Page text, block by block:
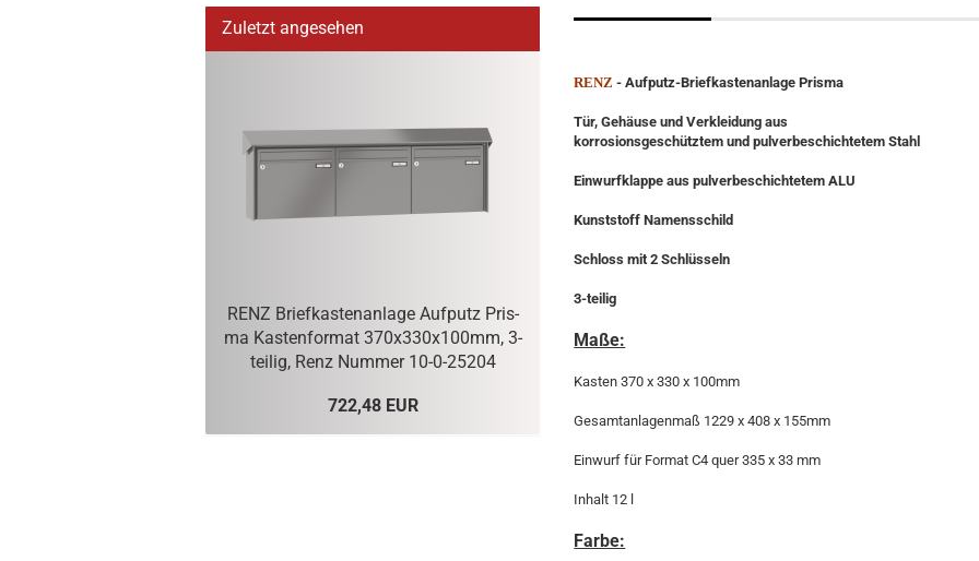
RENZ - Aufputz-Briefkastenanlage Prisma
Tür, Gehäuse und Verkleidung aus
korrosionsgeschütztem und pulverbeschichtetem Stahl
Einwurfklappe aus pulverbeschichtetem ALU
Kunststoff Namensschild
Schloss mit 2 Schlüsseln
3-teilig
Maße:
Kasten 370 x 330 x 100mm
Gesamtanlagenmaß 1229 x 408 x 155mm
Einwurf für Format C4 quer 335 x 33 mm
Inhalt 12 l
Farbe:
Zuletzt angesehen
RENZ Brief­kas­ten­an­la­ge Auf­putz Pris­
ma Kas­ten­for­mat 370x330x100mm, 3-​
teilig, Renz Num­mer 10-​0-25204
722,48 EUR